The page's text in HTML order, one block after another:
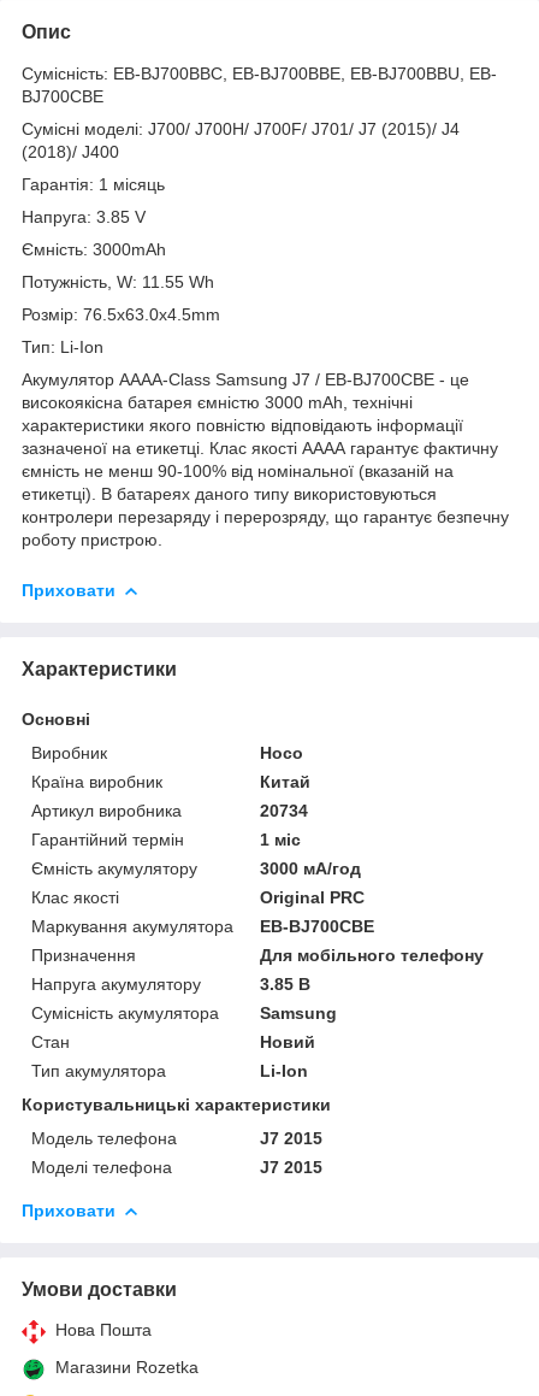
Опис
Сумісність: EB-BJ700BBC, EB-BJ700BBE, EB-BJ700BBU, EB-
BJ700CBE
Сумісні моделі: J700/ J700H/ J700F/ J701/ J7 (2015)/ J4
(2018)/ J400
Гарантія: 1 місяць
Напруга: 3.85 V
Ємність: 3000mAh
Потужність, W: 11.55 Wh
Розмір: 76.5x63.0x4.5mm
Тип: Li-Ion
Акумулятор AAAA-Class Samsung J7 / EB-BJ700CBE - це
високоякісна батарея ємністю 3000 mAh, технічні
характеристики якого повністю відповідають інформації
зазначеної на етикетці. Клас якості АААА гарантує фактичну
ємність не менш 90-100% від номінальної (вказаній на
етикетці). В батареях даного типу використовуються
контролери перезаряду і перерозряду, що гарантує безпечну
роботу пристрою.
Приховати
Характеристики
Основні
Виробник
Hoco
Країна виробник
Китай
Артикул виробника
20734
Гарантійний термін
1 міс
Ємність акумулятору
3000 мА/год
Клас якості
Original PRC
Маркування акумулятора
EB-BJ700CBE
Призначення
Для мобільного телефону
Напруга акумулятору
3.85 В
Сумісність акумулятора
Samsung
Стан
Новий
Тип акумулятора
Li-Ion
Користувальницькі характеристики
Модель телефона
J7 2015
Моделі телефона
J7 2015
Приховати
Умови доставки
Нова Пошта
Магазини Rozetka